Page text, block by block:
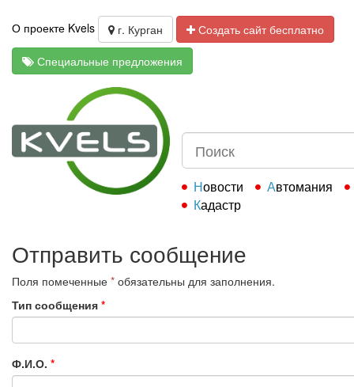
О проекте Kvels г. Курган
Создать сайт бесплатно
Специальные предложения
Новости
Автомания
Кадастр
Отправить сообщение
Поля помеченные * обязательны для заполнения.
Тип сообщения *
Ф.И.О. *